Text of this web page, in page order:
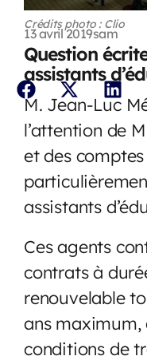
Crédits photo : Clio
13 avril 2019sam
Question
assistants
M. Jean-Luc
l’attention de
et des
assistants
Ces agents
contrats à
renouvelable
ans maximum,
conditions de